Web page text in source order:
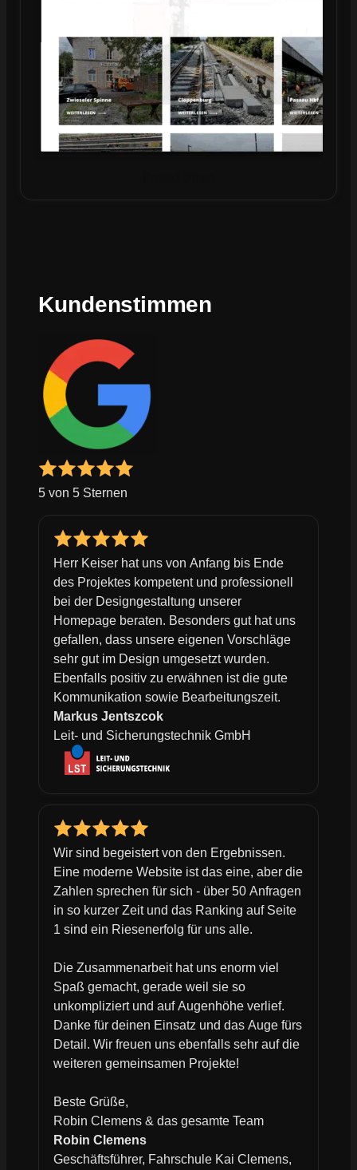
Kundenstimmen
5 von 5 Sternen
Herr Keiser hat uns von Anfang bis Ende
des Projektes kompetent und professionell
bei der Designgestaltung unserer
Homepage beraten. Besonders gut hat uns
gefallen, dass unsere eigenen Vorschläge
sehr gut im Design umgesetzt wurden.
Ebenfalls positiv zu erwähnen ist die gute
Kommunikation sowie Bearbeitungszeit.
Markus Jentszcok
Leit- und Sicherungstechnik GmbH
Wir sind begeistert von den Ergebnissen.
Eine moderne Website ist das eine, aber die
Zahlen sprechen für sich - über 50 Anfragen
in so kurzer Zeit und das Ranking auf Seite
1 sind ein Riesenerfolg für uns alle.
Die Zusammenarbeit hat uns enorm viel
Spaß gemacht, gerade weil sie so
unkompliziert und auf Augenhöhe verlief.
Danke für deinen Einsatz und das Auge fürs
Detail. Wir freuen uns ebenfalls sehr auf die
weiteren gemeinsamen Projekte!
Beste Grüße,
Robin Clemens & das gesamte Team
Robin Clemens
Geschäftsführer, Fahrschule Kai Clemens,